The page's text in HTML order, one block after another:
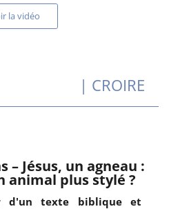
la vidéo
| CROIRE
– Jésus, un agneau :
animal plus stylé ?
d'un texte biblique et